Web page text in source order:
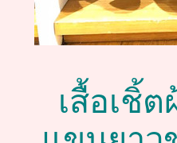
เสื้อเชิ้